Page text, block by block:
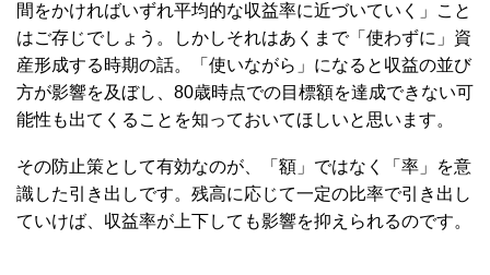
間をかければいずれ平均的な収益率に近づいていく」こと
はご存じでしょう。しかしそれはあくまで「使わずに」資
産形成する時期の話。「使いながら」になると収益の並び
方が影響を及ぼし、80歳時点での目標額を達成できない可
能性も出てくることを知っておいてほしいと思います。
その防止策として有効なのが、「額」ではなく「率」を意
識した引き出しです。残高に応じて一定の比率で引き出し
ていけば、収益率が上下しても影響を抑えられるのです。